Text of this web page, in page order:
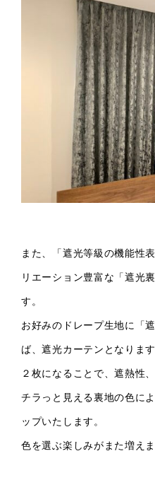
また、「遮光等級の機能性
リエーション豊富な「遮光
す。
お好みのドレープ生地に「
ば、遮光カーテンとなります
２枚になることで、遮熱性
チラっと見える裏地の色に
ップいたします。
色を選ぶ楽しみがまた増え